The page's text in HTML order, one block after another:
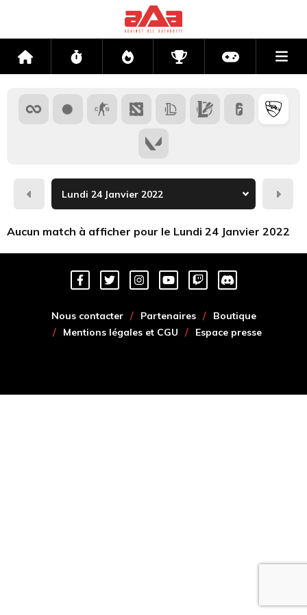
Accueil Flux Directs CompétitionsActu jeux
Hier
Aucun match à afficher pour le Lundi 24 Janvier 2022
Nous contacter Partenaires
Boutique
Mentions légales et CGU
Espace presse